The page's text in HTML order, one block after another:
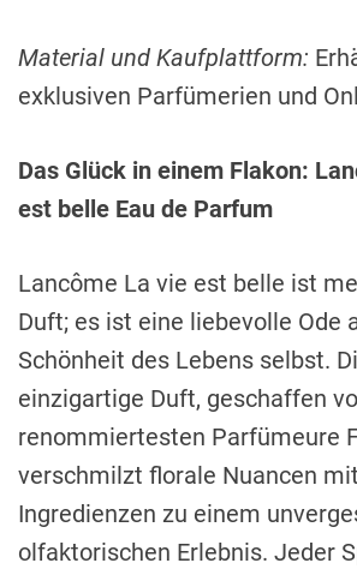
Material und Kaufplattform:
exklusiven Parfümerien und
Das Glück in einem Flakon:
est belle Eau de Parfum
Lancôme La vie est belle ist
Duft; es ist eine liebevolle Ode
Schönheit des Lebens selbst.
einzigartige Duft, geschaffen
renommiertesten Parfümeure
verschmilzt florale Nuancen
Ingredienzen zu einem
olfaktorischen Erlebnis. Jeder